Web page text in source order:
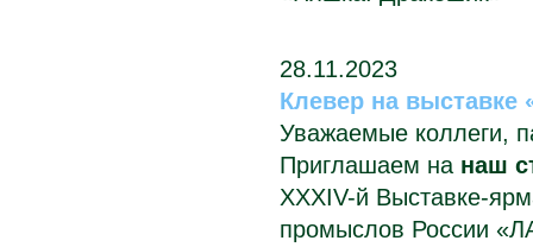
28.11.2023
Клевер на выставке
Уважаемые коллеги,
Приглашаем на наш
XXXIV-й Выставке-
промыслов России